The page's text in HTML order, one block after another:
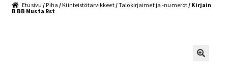
Etusivu /Piha /Kiinteistötarvikkeet/Talokirjaimet ja -numerot / Kirjain
B BB Musta Rst